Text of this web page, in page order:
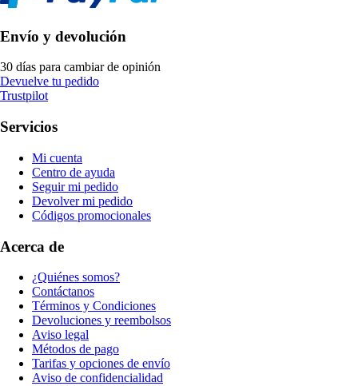
Envío y devolución
30 días para cambiar de opinión
Devuelve tu pedido
Trustpilot
Servicios
Mi cuenta
Centro de ayuda
Seguir mi pedido
Devolver mi pedido
Códigos promocionales
Acerca de
¿Quiénes somos?
Contáctanos
Términos y Condiciones
Devoluciones y reembolsos
Aviso legal
Métodos de pago
Tarifas y opciones de envío
Aviso de confidencialidad